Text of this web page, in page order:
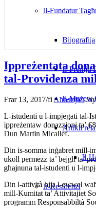
Il-Fundatur
Bijografija
Il-Premju
Il-Mużew
Artikli
Il-
Ir-Residenzi
Ippreżentata
tal-Providenza
Frar 13, 2017/fi Aħbarijiet /
L-istudenti u l-impjegati tal-
ippreżentaw donazzjoni ta’
Dun Martin Micallef.
Din is-somma inġabret mill-
ukoll permezz ta’ bejgħ ta’
għajnuna tal-istudenti u l-
Din l-attività hija l-ewwel
mill-Kumitat ta’ Attivitajiet
programm Responsabbiltà